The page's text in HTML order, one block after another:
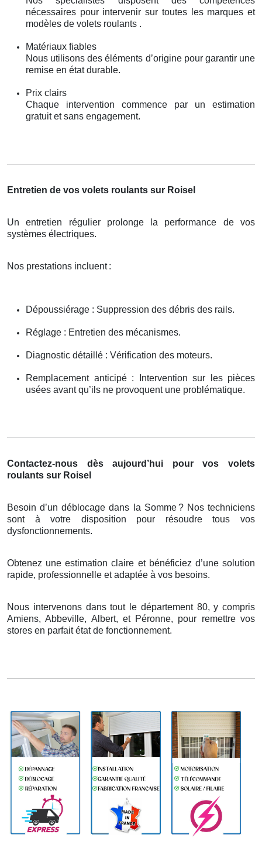
nécessaires pour intervenir sur toutes les marques et
modèles de volets roulants .
Matériaux fiables
Nous utilisons des éléments d’origine pour garantir une
remise en état durable.
Prix clairs
Chaque intervention commence par un estimation
gratuit et sans engagement.
Entretien de vos volets roulants sur Roisel
Un entretien régulier prolonge la performance de vos
systèmes électriques.
Nos prestations incluent :
Dépoussiérage : Suppression des débris des rails.
Réglage : Entretien des mécanismes.
Diagnostic détaillé : Vérification des moteurs.
Remplacement anticipé : Intervention sur les pièces
usées avant qu’ils ne provoquent une problématique.
Contactez-nous dès aujourd’hui pour vos volets
roulants sur Roisel
Besoin d’un déblocage dans la Somme? Nos techniciens
sont à votre disposition pour résoudre tous vos
dysfonctionnements.
Obtenez une estimation claire et bénéficiez d’une solution
rapide, professionnelle et adaptée à vos besoins.
Nous intervenons dans tout le département 80, y compris
Amiens, Abbeville, Albert, et Péronne, pour remettre vos
stores en parfait état de fonctionnement.